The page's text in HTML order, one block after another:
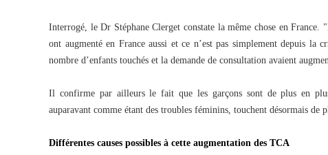
Interrogé, le Dr Stéphane Clerget constate la même chose en
ont augmenté en France aussi et ce n’est pas simplement depuis
nombre d’enfants touchés et la demande de consultation avaient
Il confirme par ailleurs le fait que les garçons sont de plus en
auparavant comme étant des troubles féminins, touchent désormais de
Différentes causes possibles à cette augmentation des TCA